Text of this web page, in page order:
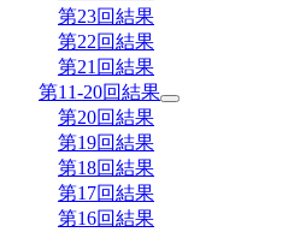
第23回結果
第22回結果
第21回結果
第11-20回結果
第20回結果
第19回結果
第18回結果
第17回結果
第16回結果